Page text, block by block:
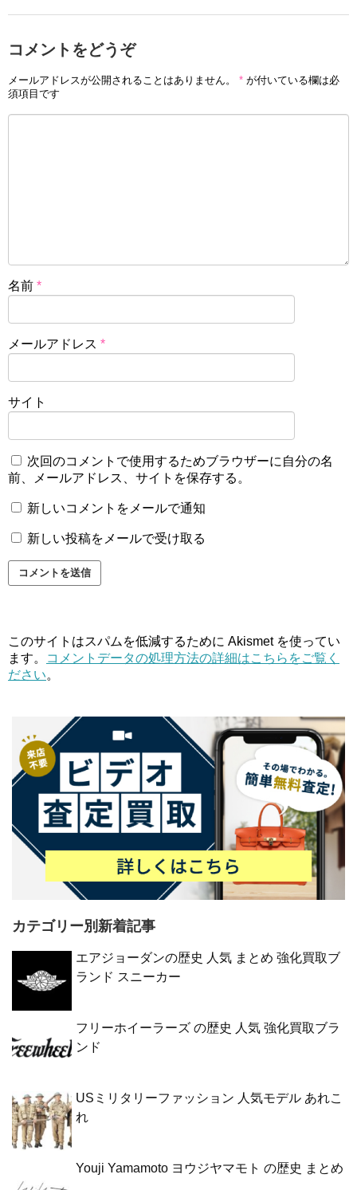
コメントをどうぞ
メールアドレスが公開されることはありません。 * が付いている欄は必
須項目です
名前 *
メールアドレス *
サイト
次回のコメントで使用するためブラウザーに自分の名
前、メールアドレス、サイトを保存する。
新しいコメントをメールで通知
新しい投稿をメールで受け取る
このサイトはスパムを低減するために Akismet を使ってい
ます。
コメントデータの処理方法の詳細はこちらをご覧く
ださい。
カテゴリー別新着記事
エアジョーダンの歴史 人気 まとめ 強化買取ブ
ランド スニーカー
フリーホイーラーズ の歴史 人気 強化買取ブラ
ンド
USミリタリーファッション 人気モデル あれこ
れ
Youji Yamamoto ヨウジヤマモト の歴史 まとめ